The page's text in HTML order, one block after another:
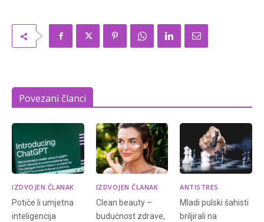
Povezani članci
IZDVOJEN ČLANAK
Potiče li umjetna
inteligencija
IZDVOJEN ČLANAK
Clean beauty –
budućnost zdrave,
ANTISTRES
Mladi pulski šahisti
briljirali na